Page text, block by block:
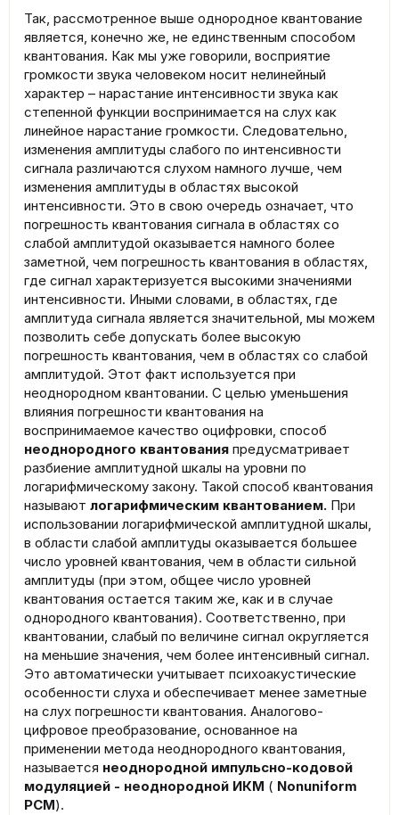
Так, рассмотренное выше однородное квантование
является, конечно же, не единственным способом
квантования. Как мы уже говорили, восприятие
громкости звука человеком носит нелинейный
характер – нарастание интенсивности звука как
степенной функции воспринимается на слух как
линейное нарастание громкости. Следовательно,
изменения амплитуды слабого по интенсивности
сигнала различаются слухом намного лучше, чем
изменения амплитуды в областях высокой
интенсивности. Это в свою очередь означает, что
погрешность квантования сигнала в областях со
слабой амплитудой оказывается намного более
заметной, чем погрешность квантования в областях,
где сигнал характеризуется высокими значениями
интенсивности. Иными словами, в областях, где
амплитуда сигнала является значительной, мы можем
позволить себе допускать более высокую
погрешность квантования, чем в областях со слабой
амплитудой. Этот факт используется при
неоднородном квантовании. С целью уменьшения
влияния погрешности квантования на
воспринимаемое качество оцифровки, способ
неоднородного квантования предусматривает
разбиение амплитудной шкалы на уровни по
логарифмическому закону. Такой способ квантования
называют логарифмическим квантованием. При
использовании логарифмической амплитудной шкалы,
в области слабой амплитуды оказывается большее
число уровней квантования, чем в области сильной
амплитуды (при этом, общее число уровней
квантования остается таким же, как и в случае
однородного квантования). Соответственно, при
квантовании, слабый по величине сигнал округляется
на меньшие значения, чем более интенсивный сигнал.
Это автоматически учитывает психоакустические
особенности слуха и обеспечивает менее заметные
на слух погрешности квантования. Аналогово-
цифровое преобразование, основанное на
применении метода неоднородного квантования,
называется неоднородной импульсно-кодовой
модуляцией - неоднородной ИКМ ( Nonuniform
PCM).